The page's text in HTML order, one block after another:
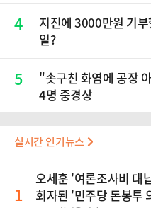
4
지진에 3000만원 기
일?
5
"솟구친 화염에 공장
4명 중경상
실시간 인기뉴스
1
오세훈 '여론조사비 대
회자된 '민주당 돈봉